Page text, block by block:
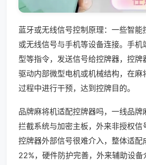
蓝牙或无线信号控制原理：一些智能
或无线信号与手机等设备连接。手机
型等指令，发送信号给控牌器，控牌
驱动内部微型电机或机械结构，在麻
过程中进行干预，达到控牌目的。
品牌麻将机适配控牌器吗，一线品牌
拦截系统与加密主板，外来非授权信
控牌器外部信号很难介入，整体适配
22%，硬件防护完善，外来辅助设备